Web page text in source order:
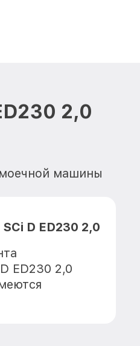
2,0
машины
D ED230 2,0
ED230 2,0